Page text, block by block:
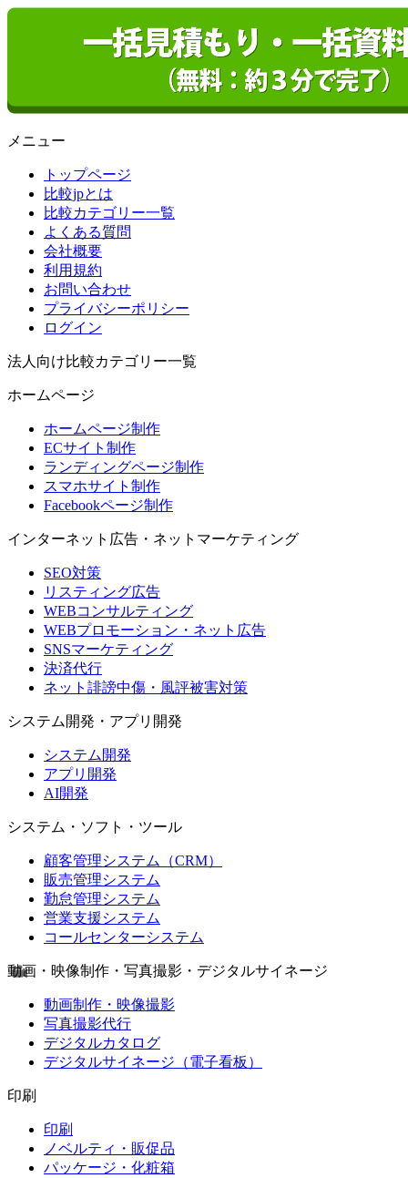
メニュー
トップページ
比較jpとは
比較カテゴリー一覧
よくある質問
会社概要
利用規約
お問い合わせ
プライバシーポリシー
ログイン
法人向け比較カテゴリー一覧
ホームページ
ホームページ制作
ECサイト制作
ランディングページ制作
スマホサイト制作
Facebookページ制作
インターネット広告・ネットマーケティング
SEO対策
リスティング広告
WEBコンサルティング
WEBプロモーション・ネット広告
SNSマーケティング
決済代行
ネット誹謗中傷・風評被害対策
システム開発・アプリ開発
システム開発
アプリ開発
AI開発
システム・ソフト・ツール
顧客管理システム（CRM）
販売管理システム
勤怠管理システム
営業支援システム
コールセンターシステム
動画・映像制作・写真撮影・デジタルサイネージ
動画制作・映像撮影
写真撮影代行
デジタルカタログ
デジタルサイネージ（電子看板）
印刷
印刷
ノベルティ・販促品
パッケージ・化粧箱